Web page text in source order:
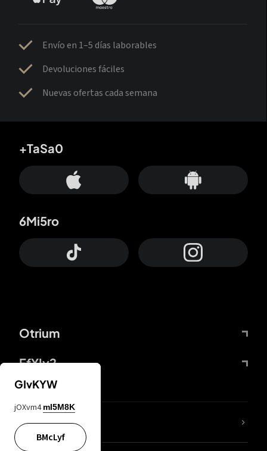
Envío en 1–5 días laborables
Devoluciones fáciles
Nuevas ofertas cada semana
Otrium
FfYIy2
+TaSa0
6Mi5ro
65A04M
GIvKYW
jOXvm4 mI5M8K
BMcLyf